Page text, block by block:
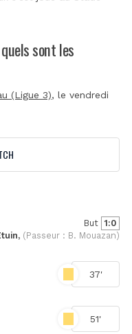
sont les
(Ligue 3), le vendredi
But 1:0
(Passeur : B. Mouazan)
37'
51'